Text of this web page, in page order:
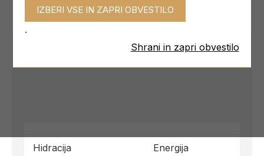
Hidracija Energija
Shrani in zapri obvestilo
.